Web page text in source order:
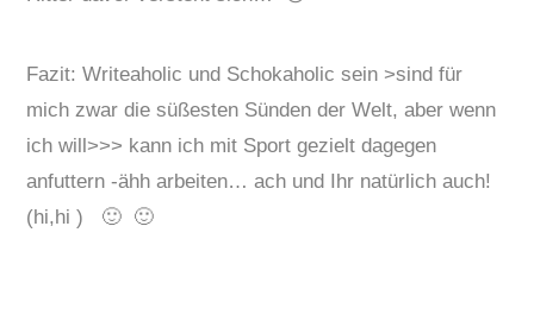
Fazit: Writeaholic und Schokaholic sein >sind für
mich zwar die süßesten Sünden der Welt, aber wenn
ich will>>> kann ich mit Sport gezielt dagegen
anfuttern -ähh arbeiten… ach und Ihr natürlich auch!
(hi,hi ) 🙂 🙂